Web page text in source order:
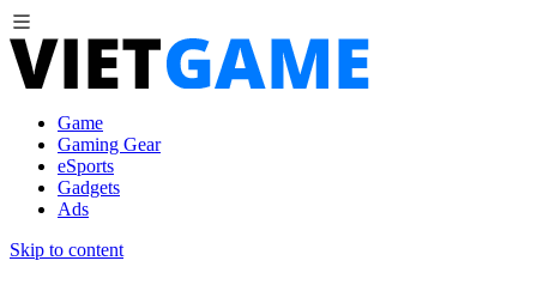
Game
Gaming Gear
eSports
Gadgets
Ads
Skip to content